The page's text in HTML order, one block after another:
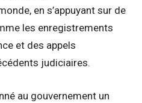
en s’appuyant sur de
les enregistrements
et des appels
judiciaires.
au gouvernement un